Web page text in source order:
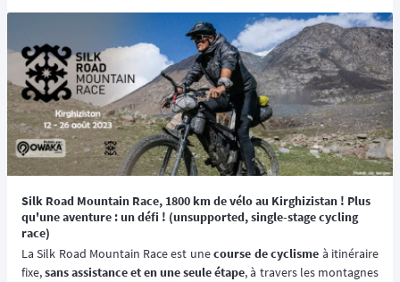
conditions environnementales extrêmes.
Silk Road Mountain Race, 1800 km de vélo au Kirghizistan ! Plus
qu'une aventure : un défi ! (unsupported, single-stage cycling
race)
La Silk Road Mountain Race est une course de cyclisme à itinéraire
fixe, sans assistance et en une seule étape, à travers les montagnes